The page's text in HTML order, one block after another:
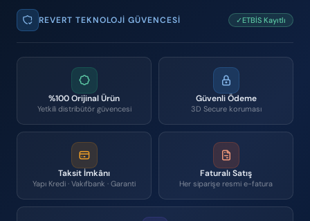
REVERT TEKNOLOJI GÜVENCESI ✓ETBİS Kayıtlı
%100 Orijinal Ürün
Yetkili distribütör güvencesi
Güvenli Ödeme
3D Secure koruması
Taksit İmkânı
Yapı Kredi · Vakıfbank · Garanti
Faturalı Satış
Her siparişe resmi e-fatura